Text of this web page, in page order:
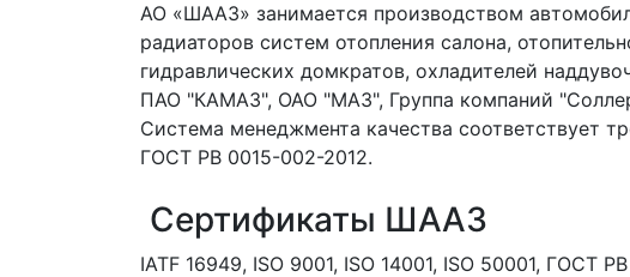
АО «ШААЗ» занимается производством
радиаторов систем отопления салона,
гидравлических домкратов, охладителей
ПАО "КАМАЗ", ОАО "МАЗ", Группа компаний
Система менеджмента качества соответствует
ГОСТ РВ 0015-002-2012.
Сертификаты ШААЗ
IATF 16949, ISO 9001, ISO 14001, ISO 50001, ГОСТ